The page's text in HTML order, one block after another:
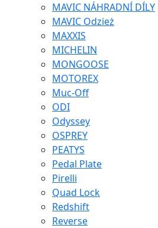
MAVIC NÁHRADNÍ DÍLY
MAVIC Odzież
MAXXIS
MICHELIN
MONGOOSE
MOTOREX
Muc-Off
ODI
Odyssey
OSPREY
PEATYS
Pedal Plate
Pirelli
Quad Lock
Redshift
Reverse